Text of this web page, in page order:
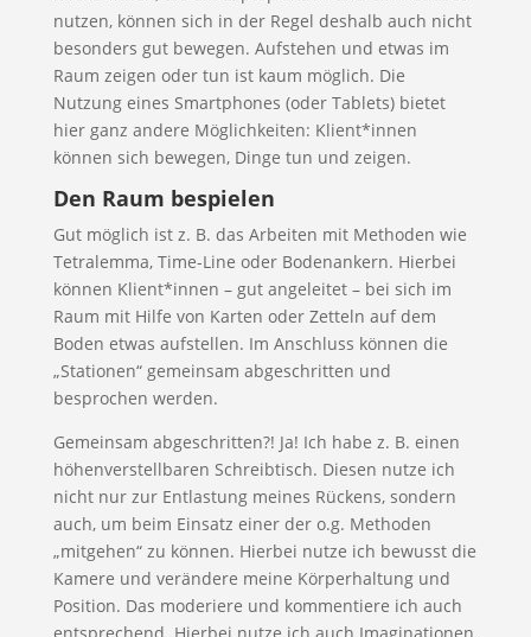
nutzen, können sich in der Regel deshalb auch nicht
besonders gut bewegen. Aufstehen und etwas im
Raum zeigen oder tun ist kaum möglich. Die
Nutzung eines Smartphones (oder Tablets) bietet
hier ganz andere Möglichkeiten: Klient*innen
können sich bewegen, Dinge tun und zeigen.
Den Raum bespielen
Gut möglich ist z. B. das Arbeiten mit Methoden wie
Tetralemma, Time-Line oder Bodenankern. Hierbei
können Klient*innen – gut angeleitet – bei sich im
Raum mit Hilfe von Karten oder Zetteln auf dem
Boden etwas aufstellen. Im Anschluss können die
„Stationen“ gemeinsam abgeschritten und
besprochen werden.
Gemeinsam abgeschritten?! Ja! Ich habe z. B. einen
höhenverstellbaren Schreibtisch. Diesen nutze ich
nicht nur zur Entlastung meines Rückens, sondern
auch, um beim Einsatz einer der o.g. Methoden
„mitgehen“ zu können. Hierbei nutze ich bewusst die
Kamere und verändere meine Körperhaltung und
Position. Das moderiere und kommentiere ich auch